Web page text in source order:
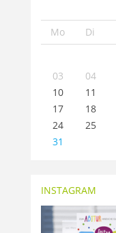
Mo Di
03
04
10
11
17
18
24
25
31
INSTAGRAM